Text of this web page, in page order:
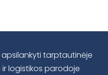
apsilankyti tarptautinėje
logistikos parodoje